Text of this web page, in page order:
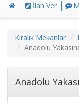
İlan Ver
Kiralık Mekanlar
Anadolu
Anadolu